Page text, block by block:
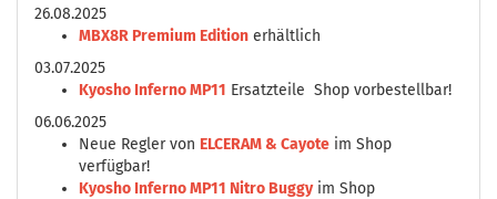
26.08.2025
MBX8R Premium Edition erhältlich
03.07.2025
Kyosho Inferno MP11 Ersatzteile Shop vorbestellbar!
06.06.2025
Neue Regler von ELCERAM & Cayote im Shop
verfügbar!
Kyosho Inferno MP11 Nitro Buggyim Shop